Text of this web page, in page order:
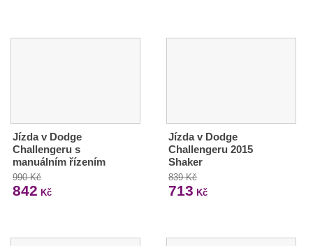
Jízda v Dodge
Challengeru s
manuálním řízením
990 Kč
842 Kč
Jízda v Dodge
Challengeru 2015
Shaker
839 Kč
713 Kč